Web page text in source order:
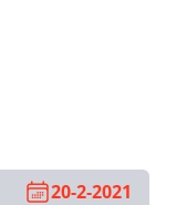
20-2-2021